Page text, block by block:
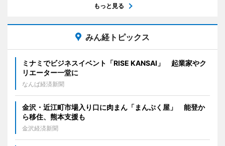
もっと見る
みん経トピックス
ミナミでビジネスイベント「RISE KANSAI」 起業家やク
リエーター一堂に
なんば経済新聞
金沢・近江町市場入り口に肉まん「まんぷく屋」 能登か
ら移住、熊本支援も
金沢経済新聞